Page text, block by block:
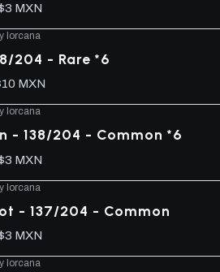
MXN
lorcana
204 - Rare *6
MXN
lorcana
- 138/204 - Common *6
MXN
lorcana
- 137/204 - Common
MXN
lorcana